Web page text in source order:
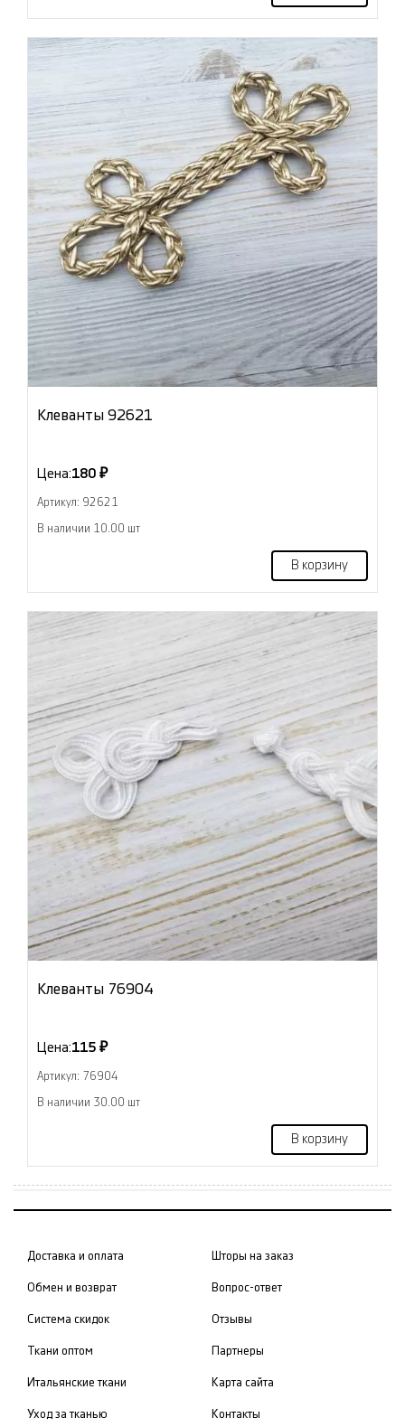
Клеванты 92621
Цена:180 ₽
Артикул: 92621
В наличии 10.00 шт
В корзину
Клеванты 76904
Цена:115 ₽
Артикул: 76904
В наличии 30.00 шт
В корзину
Доставка и оплата
Обмен и возврат
Система скидок
Ткани оптом
Итальянские ткани
Уход за тканью
Шторы на заказ
Вопрос-ответ
Отзывы
Партнеры
Карта сайта
Контакты